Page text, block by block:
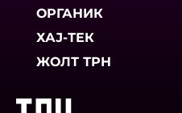
ОРГАНИК
ХАЈ-ТЕК
ЖОЛТ ТРН